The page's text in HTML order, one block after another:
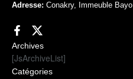
Catégories
Archives
[JsArchiveList]
Adresse: Conakry, Immeuble Bayo